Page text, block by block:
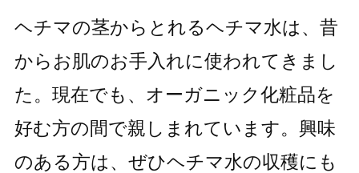
ヘチマの茎からとれるヘチマ水は、昔
からお肌のお手入れに使われてきまし
た。現在でも、オーガニック化粧品を
好む方の間で親しまれています。興味
のある方は、ぜひヘチマ水の収穫にも